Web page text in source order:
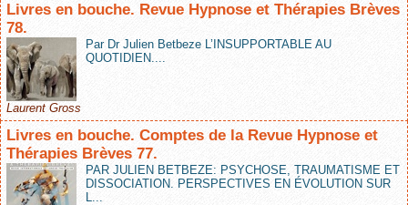
Livres en bouche. Revue Hypnose et Thérapies Brèves
78.
Par Dr Julien Betbeze L’INSUPPORTABLE AU
QUOTIDIEN....
Laurent Gross
Livres en bouche. Comptes de la Revue Hypnose et
Thérapies Brèves 77.
PAR JULIEN BETBEZE: PSYCHOSE, TRAUMATISME ET
DISSOCIATION. PERSPECTIVES EN ÉVOLUTION SUR
L...